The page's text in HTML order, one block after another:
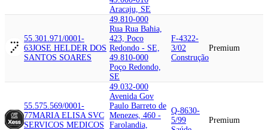
Aracaju, SE
55.301.971/0001-
63JOSE HELDER DOS
SANTOS SOARES
49.810-000
Rua Rua Bahia,
423, Poco
Redondo - SE,
49.810-000
Poço Redondo,
SE
F-4322-
3/02
Construção
Premium
55.575.569/0001-
77MARIA ELISA SVC
SERVICOS MEDICOS
49.032-000
Avenida Gov
Paulo Barreto de
Menezes, 460 -
Farolandia,
Q-8630-
5/99
Premium